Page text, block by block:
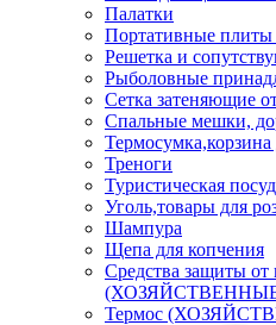
Палатки
Портативные плиты
Решетка и
Рыболовные
Сетка затеняющие
Спальные мешки,
Треноги
Туристическая
Уголь,товары для
Шампура
Щепа для копчения
Средства защиты от
Термос